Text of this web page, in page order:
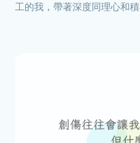
工的我，帶著深度同理心和
做對了些什麼，才能一路堅